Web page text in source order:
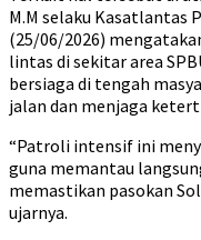
M.M selaku Kasatlantas
(25/06/2026)
lintas di sekitar area
bersiaga di tengah
jalan dan menjaga
“Patroli intensif ini
guna memantau
memastikan pasokan
ujarnya.